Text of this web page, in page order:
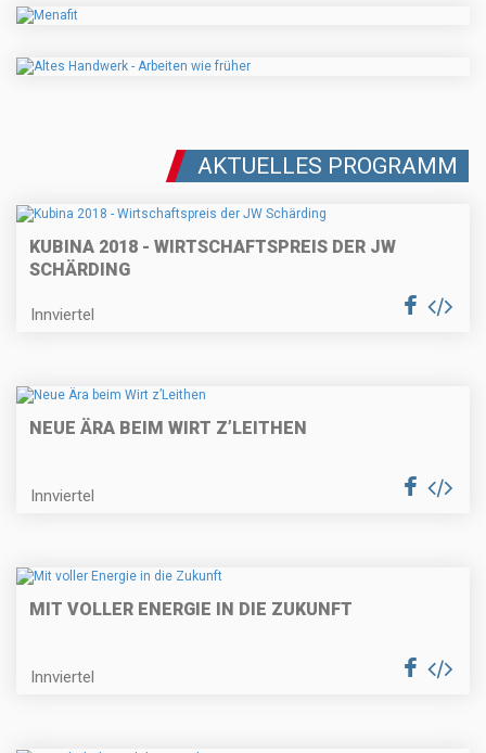
AKTUELLES PROGRAMM
KUBINA 2018 - WIRTSCHAFTSPREIS DER JW
SCHÄRDING
Innviertel
NEUE ÄRA BEIM WIRT Z’LEITHEN
Innviertel
MIT VOLLER ENERGIE IN DIE ZUKUNFT
Innviertel